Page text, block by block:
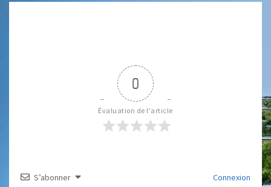
0
Évaluation de l'article
S’abonner Connexion